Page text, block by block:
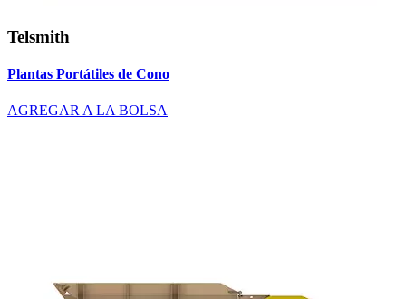
Telsmith
Plantas Portátiles de Cono
AGREGAR A LA BOLSA